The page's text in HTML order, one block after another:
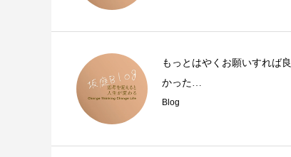
もっとはやくお願いすれば良
かった…
Blog